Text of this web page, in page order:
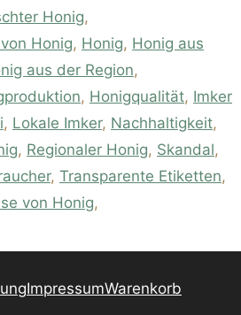
Honig,
Honig, Honig, Honig aus
aus der Region,
, Honigqualität, Imker
, Lokale Imker, Nachhaltigkeit,
, Regionaler Honig, Skandal,
, Transparente Etiketten,
von Honig,
ImpressumWarenkorb